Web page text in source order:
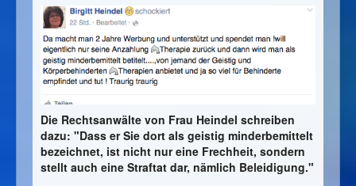
Die Rechtsanwälte von Frau Heindel schreiben
dazu: "Dass er Sie dort als geistig minderbemittelt
bezeichnet, ist nicht nur eine Frechheit, sondern
stellt auch eine Straftat dar, nämlich Beleidigung."